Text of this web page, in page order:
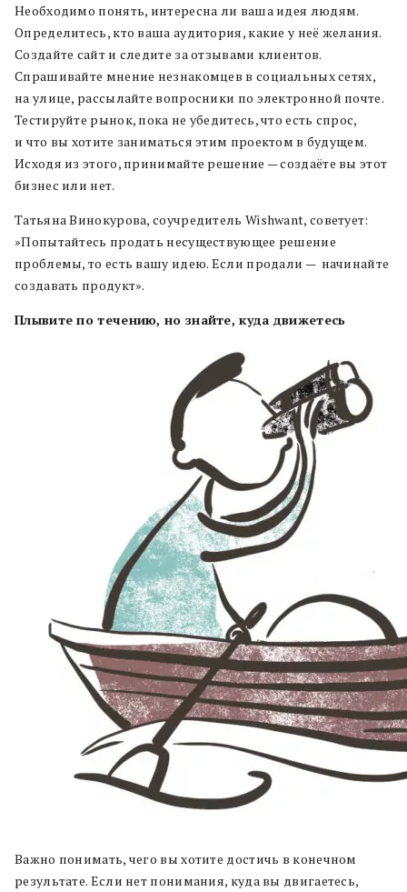
Необходимо понять, интересна ли ваша идея людям.
Определитесь, кто ваша аудитория, какие у неё желания.
Создайте сайт и следите за отзывами клиентов.
Спрашивайте мнение незнакомцев в социальных сетях,
на улице, рассылайте вопросники по электронной почте.
Тестируйте рынок, пока не убедитесь,что есть спрос,
и что вы хотите заниматься этим проектом в будущем.
Исходя из этого, принимайте решение — создаёте вы этот
бизнес или нет.
Татьяна Винокурова,соучредитель Wishwant, советует:
»Попытайтесь продать несуществующее решение
проблемы,то есть вашу идею. Если продали — начинайте
создавать продукт».
Плывите по течению, но знайте, куда движетесь
Важно понимать, чего вы хотите достичь в конечном
результате. Если нет понимания, куда вы двигаетесь,